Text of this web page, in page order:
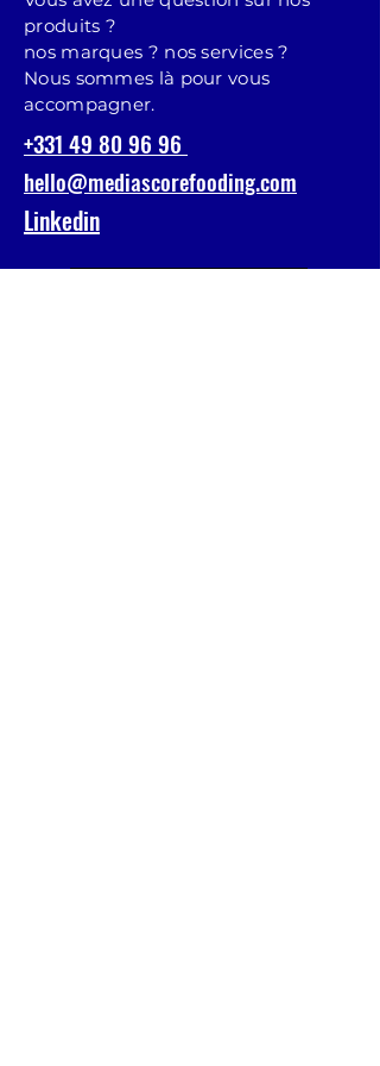
produits ?
nos marques ? nos services ?
Nous sommes là pour vous
accompagner.
+331 49 80 96 96
hello@mediascorefooding.com
Linkedin